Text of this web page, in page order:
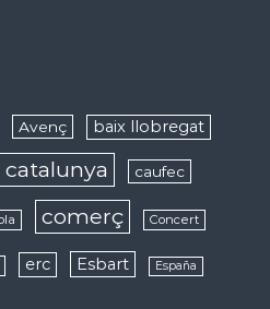
Avenç baix llobregat
catalunya caufec
comerç Concert
erc Esbart España